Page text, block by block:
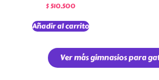
$510.500
Añadir al carrito
Ver más gimnasios para